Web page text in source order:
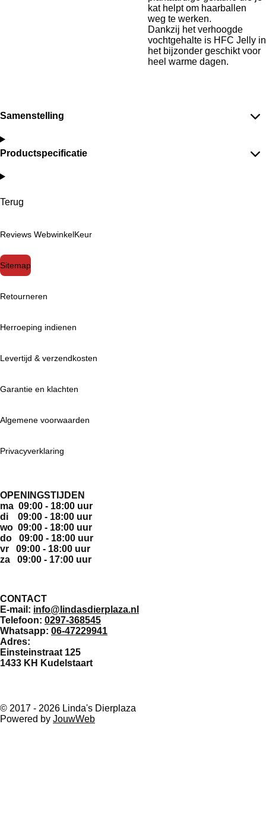
kat helpt om haarballen
weg te werken.
Dankzij het verhoogde
vochtgehalte is HFC Jelly in
het bijzonder geschikt voor
heel warme dagen.
Samenstelling
Productspecificatie
Terug
Reviews WebwinkelKeur
Sitemap
Retourneren
Herroeping indienen
Levertijd & verzendkosten
Garantie en klachten
Algemene voorwaarden
Privacyverklaring
OPENINGSTIJDEN
ma 09:00 - 18:00 uur
di 09:00 - 18:00 uur
wo 09:00 - 18:00 uur
do 09:00 - 18:00 uur
vr 09:00 - 18:00 uur
za 09:00 - 17:00 uur
CONTACT
E-mail: info@lindasdierplaza.nl
Telefoon: 0297-368545
Whatsapp: 06-47229941
Adres:
Einsteinstraat 125
1433 KH Kudelstaart
a
c
© 2017 - 2026 Linda's Dierplaza
Powered by JouwWeb